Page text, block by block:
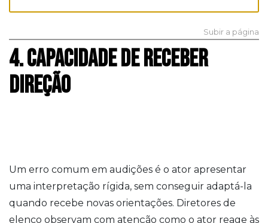
Subir a página
4. CAPACIDADE DE RECEBER
DIREÇÃO
Um erro comum em audições é o ator apresentar
uma interpretação rígida, sem conseguir adaptá-la
quando recebe novas orientações. Diretores de
elenco observam com atenção como o ator reage às